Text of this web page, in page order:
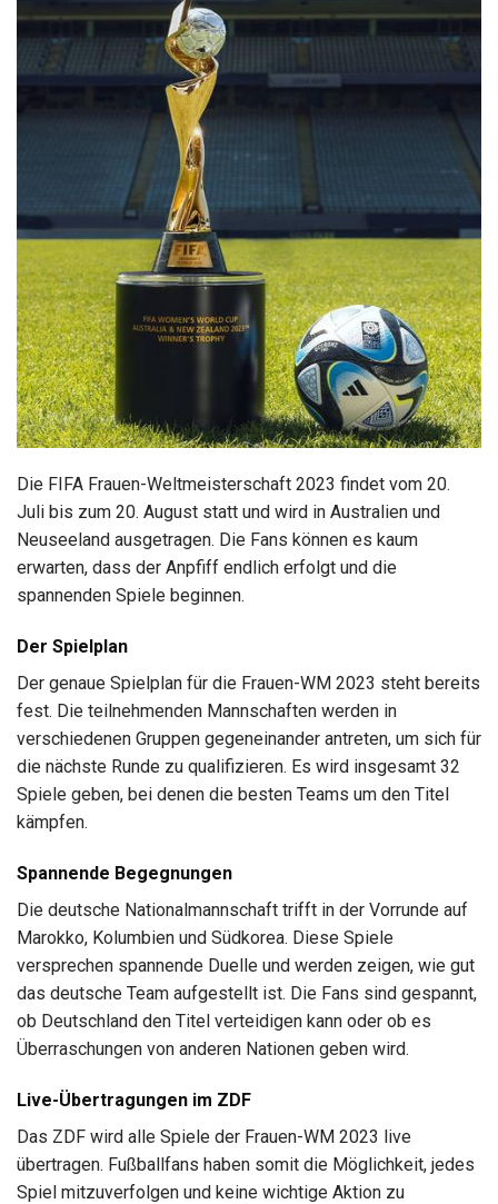
Die FIFA Frauen-Weltmeisterschaft 2023 findet vom 20.
Juli bis zum 20. August statt und wird in Australien und
Neuseeland ausgetragen. Die Fans können es kaum
erwarten, dass der Anpfiff endlich erfolgt und die
spannenden Spiele beginnen.
Der Spielplan
Der genaue Spielplan für die Frauen-WM 2023 steht bereits
fest. Die teilnehmenden Mannschaften werden in
verschiedenen Gruppen gegeneinander antreten, um sich für
die nächste Runde zu qualifizieren. Es wird insgesamt 32
Spiele geben, bei denen die besten Teams um den Titel
kämpfen.
Spannende Begegnungen
Die deutsche Nationalmannschaft trifft in der Vorrunde auf
Marokko, Kolumbien und Südkorea. Diese Spiele
versprechen spannende Duelle und werden zeigen, wie gut
das deutsche Team aufgestellt ist. Die Fans sind gespannt,
ob Deutschland den Titel verteidigen kann oder ob es
Überraschungen von anderen Nationen geben wird.
Live-Übertragungen im ZDF
Das ZDF wird alle Spiele der Frauen-WM 2023 live
übertragen. Fußballfans haben somit die Möglichkeit, jedes
Spiel mitzuverfolgen und keine wichtige Aktion zu